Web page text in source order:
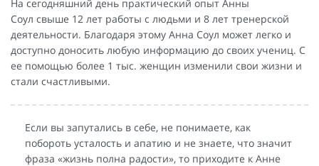
На сегодняшний день практический опыт Анны
Соул свыше 12 лет работы с людьми и 8 лет тренерской
деятельности. Благодаря этому Анна Соул может легко и
доступно доносить любую информацию до своих учениц. С
ее помощью более 1 тыс. женщин изменили свои жизни и
стали счастливыми.
Если вы запутались в себе, не понимаете, как
побороть усталость и апатию и не знаете, что значит
фраза «жизнь полна радости», то приходите к Анне